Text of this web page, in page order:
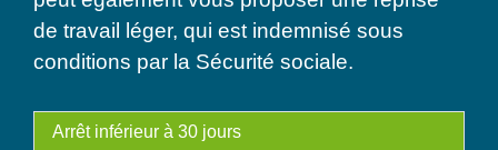
de travail léger, qui est indemnisé sous
conditions par la Sécurité sociale.
Arrêt inférieur à 30 jours